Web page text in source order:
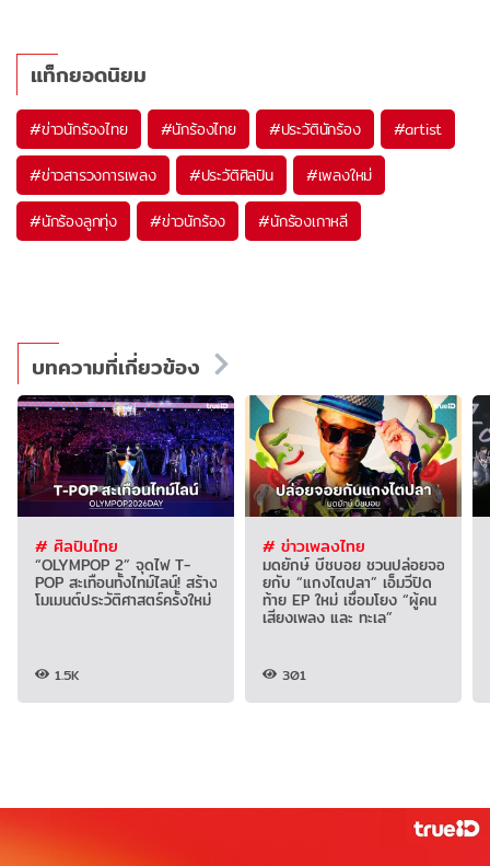
แท็กยอดนิยม
#ข่าวนักร้องไทย #นักร้องไทย #ประวัตินักร้อง #artist
#ข่าวสารวงการเพลง #ประวัติศิลปิน #เพลงใหม่
#นักร้องลูกทุ่ง #ข่าวนักร้อง #นักร้องเกาหลี
บทความที่เกี่ยวข้อง
# ศิลปินไทย
“OLYMPOP 2” จุดไฟ T-
POP สะเทือนทั้งไทม์ไลน์! สร้าง
โมเมนต์ประวัติศาสตร์ครั้งใหม่
1.5K
# ข่าวเพลงไทย
มดยักษ์ บีชบอย ชวนปล่อยจอ
ยกับ “แกงไตปลา” เอ็มวีปิด
ท้าย EP ใหม่ เชื่อมโยง “ผู้คน
เสียงเพลง และ ทะเล”
301